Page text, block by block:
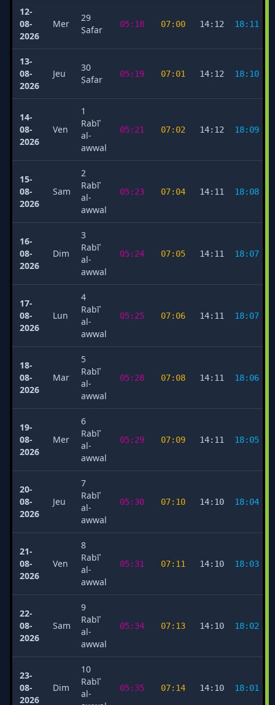
12-
08-
2026
Mer
29
Ṣafar
05:18 07:00 14:12 18:11
13-
08-
2026
Jeu
30
Ṣafar
05:19 07:01 14:12 18:10
14-
08-
2026
Ven
1
Rabīʿ
al-
awwal
05:21 07:02 14:12 18:09
15-
08-
2026
Sam
2
Rabīʿ
al-
awwal
05:23 07:04 14:11 18:08
16-
08-
2026
Dim
3
Rabīʿ
al-
awwal
05:24 07:05 14:11 18:07
17-
08-
2026
Lun
4
Rabīʿ
al-
awwal
05:25 07:06 14:11 18:07
18-
08-
2026
Mar
5
Rabīʿ
al-
awwal
05:28 07:08 14:11 18:06
19-
08-
2026
Mer
6
Rabīʿ
al-
awwal
05:29 07:09 14:11 18:05
20-
08-
2026
Jeu
7
Rabīʿ
al-
awwal
05:30 07:10 14:10 18:04
21-
08-
2026
Ven
8
Rabīʿ
al-
awwal
05:31 07:11 14:10 18:03
22-
08-
2026
Sam
9
Rabīʿ
al-
awwal
05:34 07:13 14:10 18:02
23-
08-
2026
Dim
10
Rabīʿ
al-
05:35 07:14 14:10 18:01